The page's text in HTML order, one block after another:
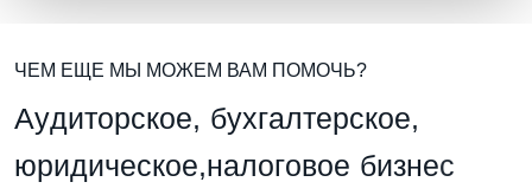
ЧЕМ ЕЩЕ МЫ МОЖЕМ ВАМ ПОМОЧЬ?
Аудиторское, бухгалтерское,
юридическое,налоговое бизнес